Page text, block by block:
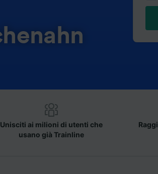
Unisciti ai milioni di utenti che
usano già Trainline